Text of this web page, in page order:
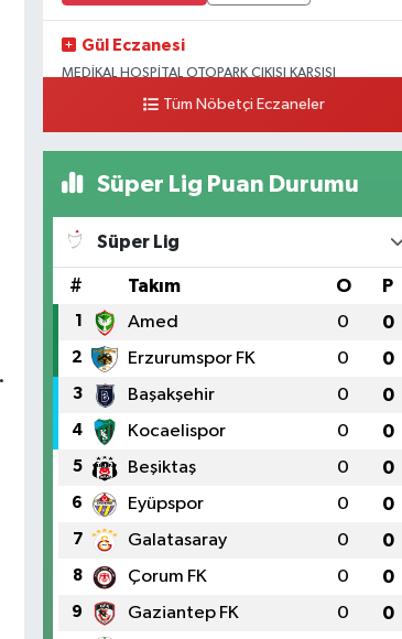
Gül Eczanesi
MEDİKAL HOSPİTAL OTOPARK ÇIKIŞI KARŞISI
PARK HASTANESİ ARKASI OTOPARK ÇIKIŞI KARŞISI)
FIRAT ÜNÜVERSİTESİ HASTANESİNİN KARŞISI TRAFİK
IŞIKLARININ YANI Üniversite Mah.Yunus Emre Bulvarı
No:2 A
Tüm Nöbetçi Eczaneler
Süper Lig Puan Durumu
Süper Lig
# Takım O P
1 Amed 0 0
2 Erzurumspor FK 0 0
3 Başakşehir 0 0
4 Kocaelispor 0 0
5 Beşiktaş 0 0
6 Eyüpspor 0 0
7 Galatasaray 0 0
8 Çorum FK 0 0
9 Gaziantep FK 0 0